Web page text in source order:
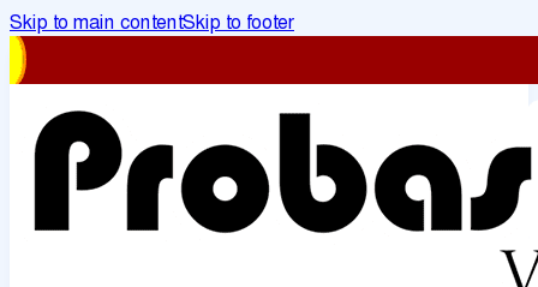
Skip to main contentSkip to footer